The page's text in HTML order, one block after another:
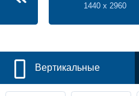
1440 x 2960
Вертикальные